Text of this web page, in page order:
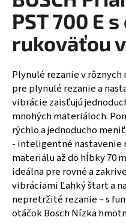
PST 700 E
rukoväťou
Plynulé rezanie v
pre plynulé rezanie a
vibrácie zaisťujú
mnohých materiáloch.
rýchlo a jednoducho
- inteligentné
materiálu až do hĺbky 70
ideálna pre rovné a
vibráciami Ľahký štart a
nepretržité rezanie – s
otáčok Bosch Nízka
á
j
s
?
HĽADAŤ